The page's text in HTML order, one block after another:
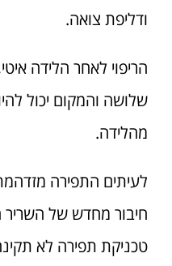
ודליפת צואה.
הריפוי לאחר הלידה
שלושה והמקום יכול
מהלידה.
לעיתים התפירה
חיבור מחדש של
טכניקת תפירה לא